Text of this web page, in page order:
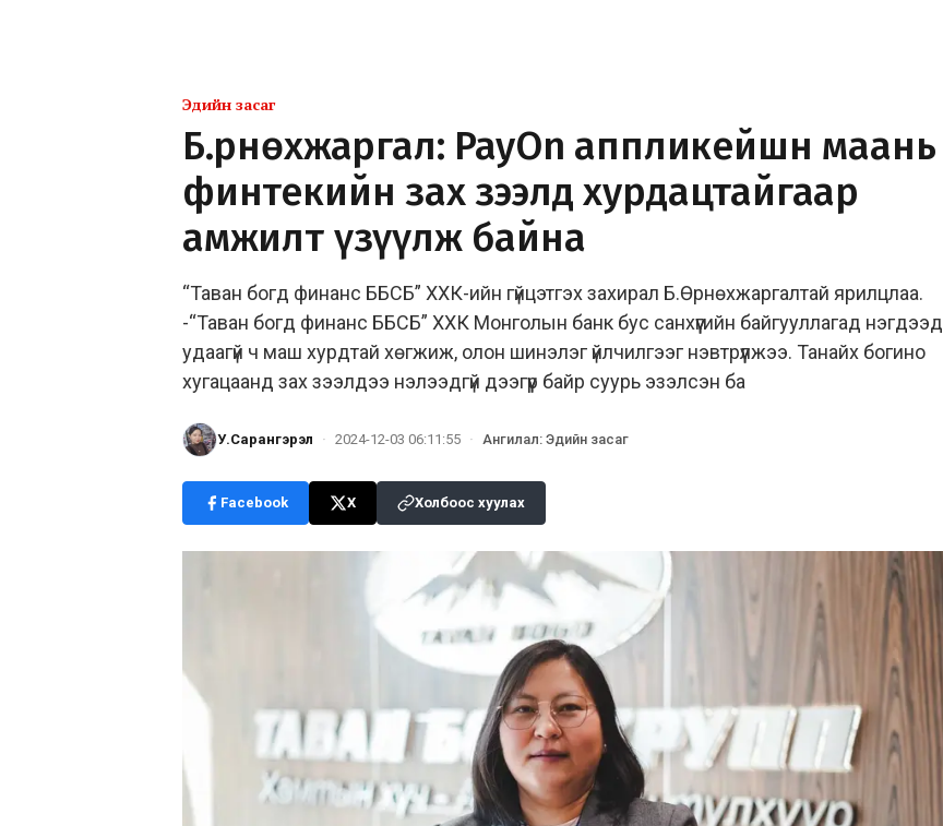
Эдийн засаг
Б.Өрнөхжаргал: PayOn аппликейшн маань
финтекийн зах зээлд хурдацтайгаар
амжилт үзүүлж байна
“Таван богд финанс ББСБ” ХХК-ийн гүйцэтгэх захирал Б.Өрнөхжаргалтай ярилцлаа.
-“Таван богд финанс ББСБ” ХХК Монголын банк бус санхүүгийн байгууллагад нэгдээд
удаагүй ч маш хурдтай хөгжиж, олон шинэлэг үйлчилгээг нэвтрүүлжээ. Танайх богино
хугацаанд зах зээлдээ нэлээдгүй дээгүүр байр суурь эзэлсэн ба
У.Сарангэрэл · 2024-12-03 06:11:55 · Ангилал: Эдийн засаг
Facebook X Холбоос хуулах